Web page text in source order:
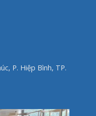
P. Hiệp Bình, TP.